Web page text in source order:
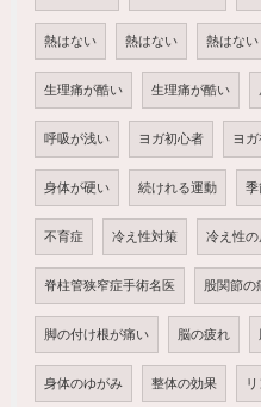
熱はない 熱はない 熱はない
生理痛が酷い 生理痛が酷い
呼吸が浅い ヨガ初心者 ヨ
身体が硬い 続けれる運動 季
不育症 冷え性対策 冷え性の
脊柱管狭窄症手術名医 股関節の
脚の付け根が痛い 脳の疲れ
身体のゆがみ 整体の効果